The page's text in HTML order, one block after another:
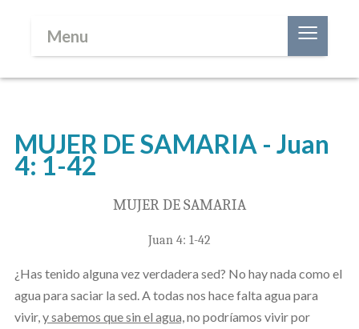
Menu ≡
MUJER DE SAMARIA - Juan
4: 1-42
MUJER DE SAMARIA
Juan 4: 1-42
¿Has tenido alguna vez verdadera sed? No hay nada como el
agua para saciar la sed. A todas nos hace falta agua para
vivir,y sabemos que sin el agua,no podríamos vivir por